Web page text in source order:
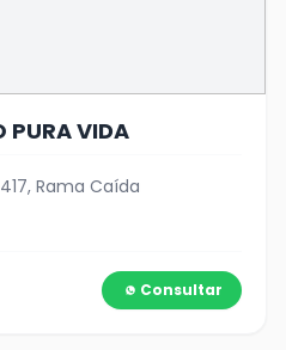
PURA VIDA
Rama Caída
Consultar